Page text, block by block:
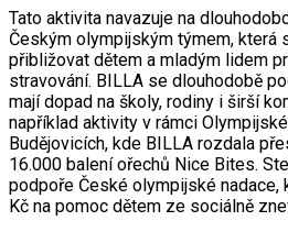
Tato aktivita navazuje na
Českým olympijským týmem, která
přibližovat dětem a mladým lidem
stravování. BILLA se dlouhodobě
mají dopad na školy, rodiny i širší
například aktivity v rámci
Budějovicích, kde BILLA rozdala
16.000 balení ořechů Nice Bites.
podpoře České olympijské nadace,
Kč na pomoc dětem ze sociálně